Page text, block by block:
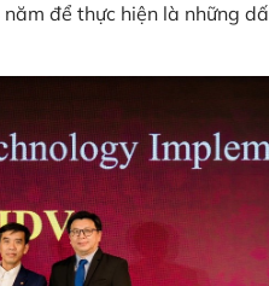
để thực hiện là những